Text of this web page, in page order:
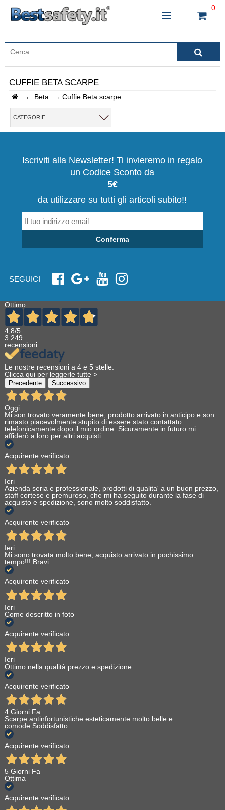
0
INSERISCI IL NOME DEL PRODOTTO CHE STAI
CERCANDO
CHIUDI RICERCA
CUFFIE BETA SCARPE
→ Beta → Cuffie Beta scarpe
CATEGORIE
Iscriviti alla Newsletter! Ti invieremo in regalo
un Codice Sconto da
5€
da utilizzare su tutti gli articoli subito!!
Conferma
SEGUICI
Ottimo
4,8/5
3.249
recensioni
Le nostre recensioni a 4 e 5 stelle.
Clicca qui per leggerle tutte >
Precedente Successivo
Oggi
Mi son trovato veramente bene, prodotto arrivato in anticipo e son
rimasto piacevolmente stupito di essere stato contattato
telefonicamente dopo il mio ordine. Sicuramente in futuro mi
affiderò a loro per altri acquisti
Acquirente verificato
Ieri
Azienda seria e professionale, prodotti di qualita' a un buon prezzo,
staff cortese e premuroso, che mi ha seguito durante la fase di
acquisto e spedizione, sono molto soddisfatto.
Acquirente verificato
Ieri
Mi sono trovata molto bene, acquisto arrivato in pochissimo
tempo!!! Bravi
Acquirente verificato
Ieri
Come descritto in foto
Acquirente verificato
Ieri
Ottimo nella qualità prezzo e spedizione
Acquirente verificato
4 Giorni Fa
Scarpe antinfortunistiche esteticamente molto belle e
comode.Soddisfatto
Acquirente verificato
5 Giorni Fa
Ottima
Acquirente verificato